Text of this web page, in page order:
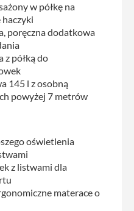
w półkę na
poręczna dodatkowa
z półką do
145 l z osobną
powyżej 7 metrów
oświetlenia
z listwami dla
materace o